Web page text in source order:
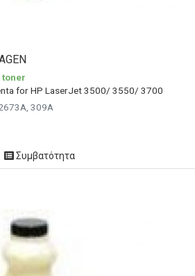
toner
for HP LaserJet 3500/ 3550/ 3700
309A
Συμβατότητα